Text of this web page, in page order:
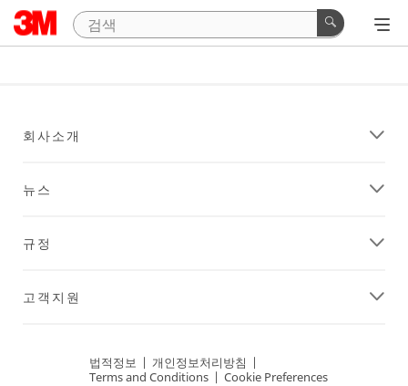
회사소개
뉴스
규정
고객지원
법적정보 | 개인정보처리방침 |
Terms and Conditions | Cookie Preferences